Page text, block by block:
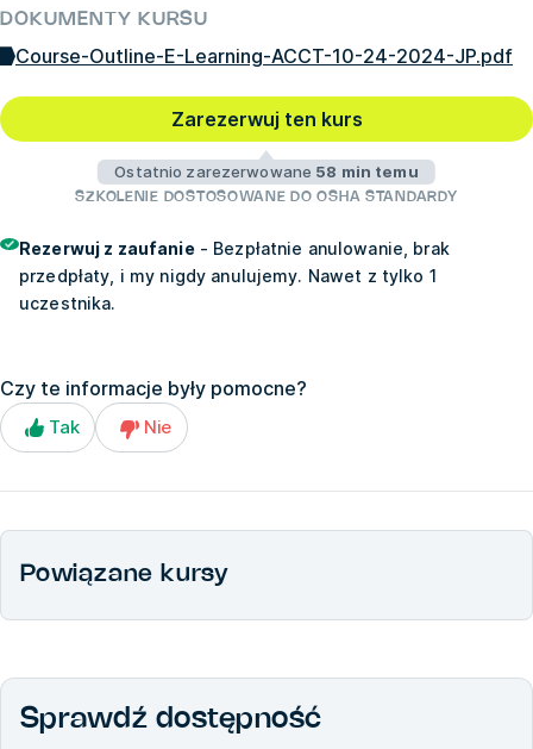
DOKUMENTY KURSU
Course-Outline-E-Learning-ACCT-10-24-2024-JP.pdf
Zarezerwuj ten kurs
Ostatnio zarezerwowane 58 min temu
SZKOLENIE DOSTOSOWANE DO OSHA STANDARDY
Rezerwuj z zaufanie- Bezpłatnie anulowanie, brak
przedpłaty, i my nigdy anulujemy. Nawet z tylko 1
uczestnika.
Czy te informacje były pomocne?
Tak Nie
Powiązane kursy
Sprawdź dostępność